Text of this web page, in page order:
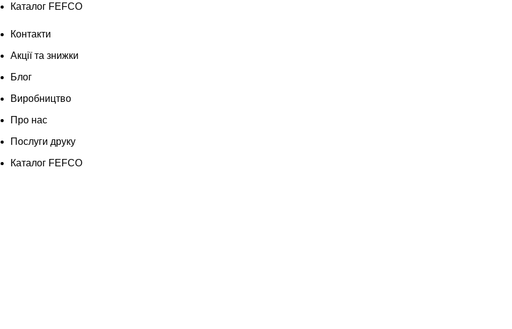
Каталог FEFCO
Контакти
Акції та знижки
Блог
Виробництво
Про нас
Послуги друку
Каталог FEFCO